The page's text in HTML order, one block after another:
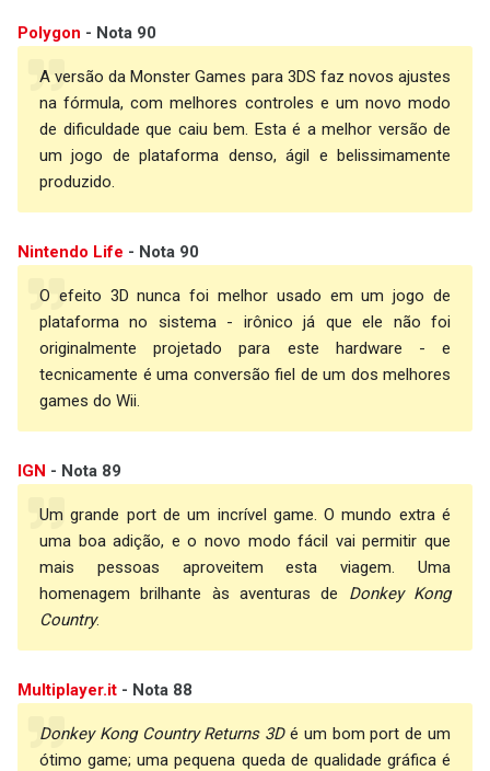
Polygon - Nota 90
A versão da Monster Games para 3DS faz novos ajustes
na fórmula, com melhores controles e um novo modo
de dificuldade que caiu bem. Esta é a melhor versão de
um jogo de plataforma denso, ágil e belissimamente
produzido.
Nintendo Life - Nota 90
O efeito 3D nunca foi melhor usado em um jogo de
plataforma no sistema - irônico já que ele não foi
originalmente projetado para este hardware - e
tecnicamente é uma conversão fiel de um dos melhores
games do Wii.
IGN - Nota 89
Um grande port de um incrível game. O mundo extra é
uma boa adição, e o novo modo fácil vai permitir que
mais pessoas aproveitem esta viagem. Uma
homenagem brilhante às aventuras de Donkey Kong
Country.
Multiplayer.it - Nota 88
Donkey Kong Country Returns 3Dé um bom port de um
ótimo game; uma pequena queda de qualidade gráfica é